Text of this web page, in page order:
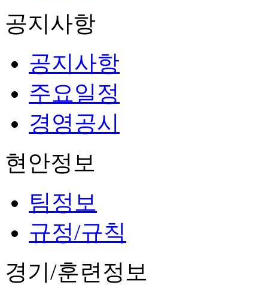
공지사항
공지사항
주요일정
경영공시
현안정보
팀정보
규정/규칙
경기/훈련정보